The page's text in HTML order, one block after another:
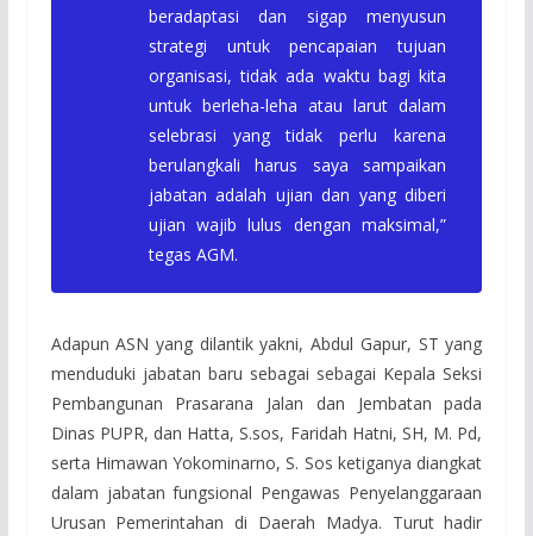
beradaptasi dan sigap menyusun
strategi untuk pencapaian tujuan
organisasi, tidak ada waktu bagi kita
untuk berleha-leha atau larut dalam
selebrasi yang tidak perlu karena
berulangkali harus saya sampaikan
jabatan adalah ujian dan yang diberi
ujian wajib lulus dengan maksimal,”
tegas AGM.
Adapun ASN yang dilantik yakni, Abdul Gapur, ST yang
menduduki jabatan baru sebagai sebagai Kepala Seksi
Pembangunan Prasarana Jalan dan Jembatan pada
Dinas PUPR, dan Hatta, S.sos, Faridah Hatni, SH, M. Pd,
serta Himawan Yokominarno, S. Sos ketiganya diangkat
dalam jabatan fungsional Pengawas Penyelanggaraan
Urusan Pemerintahan di Daerah Madya. Turut hadir